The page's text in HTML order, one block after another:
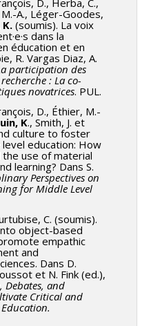
D., Herba, C.,
A., Léger-Goodes,
(soumis). La voix
dans la
éducation et en
R. Vargas Diaz, A.
participation des
: La co-
novatrices. PUL.
D., Éthier, M.-
K., Smith, J. et
culture to foster
education: How
use of material
learning? Dans S.
Perspectives on
for Middle Level
C. (soumis).
object-based
empathic
and
Dans D.
et N. Fink (ed.),
Debates, and
Critical and